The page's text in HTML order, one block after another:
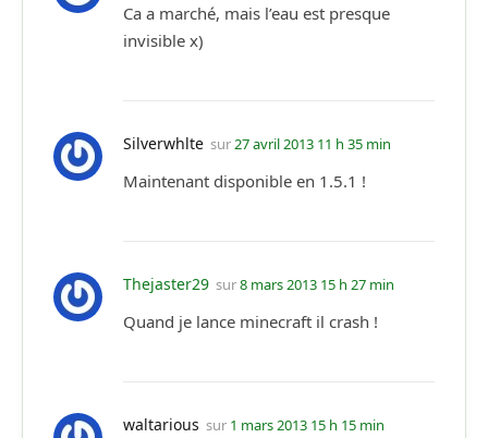
Ca a marché, mais l’eau est presque
invisible x)
Silverwhlte sur27 avril 2013 11 h 35 min
Maintenant disponible en 1.5.1 !
Thejaster29 sur8 mars 2013 15 h 27 min
Quand je lance minecraft il crash !
waltarious sur 1 mars 2013 15 h 15 min